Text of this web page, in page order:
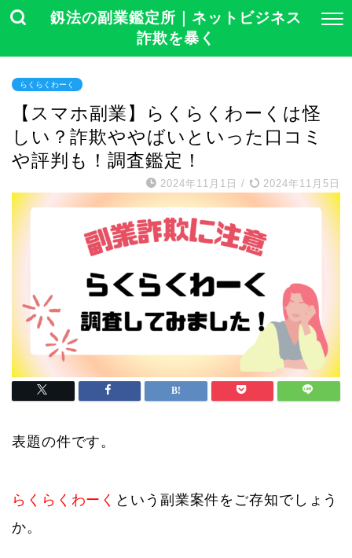
釼法の副業鑑定所｜ネットビジネス
詐欺を暴く
らくらくわーく
【スマホ副業】らくらくわーくは怪
しい？詐欺ややばいといった口コミ
や評判も！調査鑑定！
2024年11月1日 / 2024年11月5日
表題の件です。
らくらくわーく という副業案件をご存知でしょう
か。